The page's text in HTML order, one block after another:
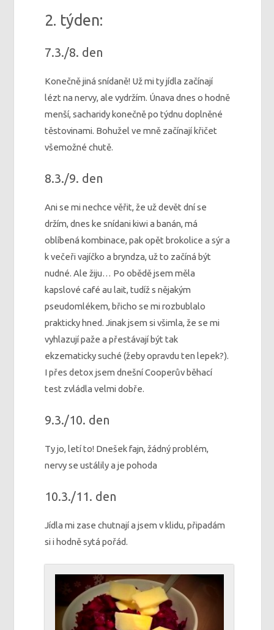
2. týden:
7.3./8. den
Konečně jiná snídaně! Už mi ty jídla začínají
lézt na nervy, ale vydržím. Únava dnes o hodně
menší, sacharidy konečně po týdnu doplněné
těstovinami. Bohužel ve mně začínají křičet
všemožné chutě.
8.3./9. den
Ani se mi nechce věřit, že už devět dní se
držím, dnes ke snídani kiwi a banán, má
oblíbená kombinace, pak opět brokolice a sýr a
k večeři vajíčko a bryndza, už to začíná být
nudné. Ale žiju… Po obědě jsem měla
kapslové café au lait, tudíž s nějakým
pseudomlékem, břicho se mi rozbublalo
prakticky hned. Jinak jsem si všimla, že se mi
vyhlazují paže a přestávají být tak
ekzematicky suché (žeby opravdu ten lepek?).
I přes detox jsem dnešní Cooperův běhací
test zvládla velmi dobře.
9.3./10. den
Ty jo, letí to! Dnešek fajn, žádný problém,
nervy se ustálily a je pohoda
10.3./11. den
Jídla mi zase chutnají a jsem v klidu, připadám
si i hodně sytá pořád.